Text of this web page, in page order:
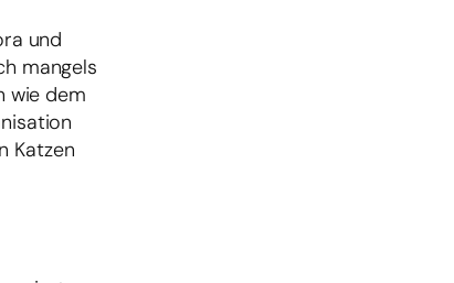
und
mangels
wie dem
Katzen